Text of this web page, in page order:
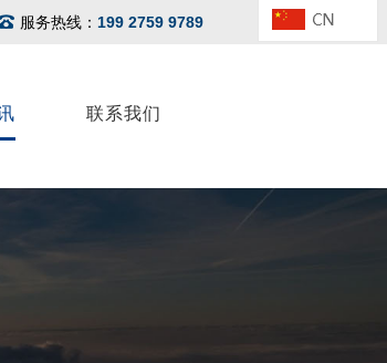
服务热线： 199 2759 9789
联系我们